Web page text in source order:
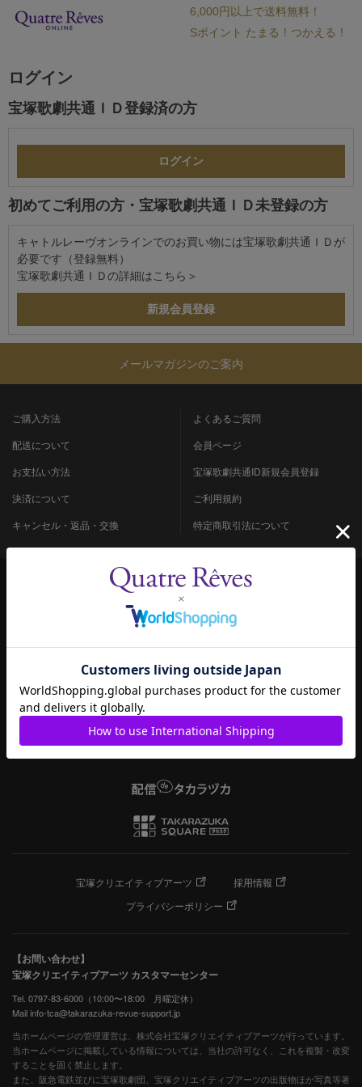
6,000円以上で送料無料！
Sポイント たまる！つかえる！
ログイン
宝塚歌劇共通ＩＤ登録済の方
初めてご利用の方・宝塚歌劇共通ＩＤ未登録の方
キャトルレーヴオンラインでのお買い物には宝塚歌劇共通ＩＤが
必要です（登録無料）
宝塚歌劇共通ＩＤの詳細は こちら＞
メールマガジンのご案内
ご購入方法
配送について
お支払い方法
決済について
キャンセル・返品・交換
よくあるご質問
会員ページ
宝塚歌劇共通ID新規会員登録
ご利用規約
特定商取引法について
宝塚クリエイティブアーツ
採用情報
プライバシーポリシー
【お問い合わせ】
宝塚クリエイティブアーツ カスタマーセンター
Tel. 0797-83-6000（10:00〜18:00 月曜定休）
Mail info-tca@takarazuka-revue-support.jp
当ホームページの管理運営は、株式会社宝塚クリエイティブアーツが行っています。
当ホームページに掲載している情報については、当社の許可なく、これを複製・改変
することを固く禁止します。
また、阪急電鉄並びに宝塚歌劇団、宝塚クリエイティブアーツの出版物ほか写真等著